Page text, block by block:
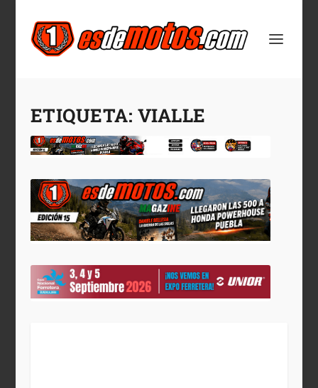
ETIQUETA: VIALLE